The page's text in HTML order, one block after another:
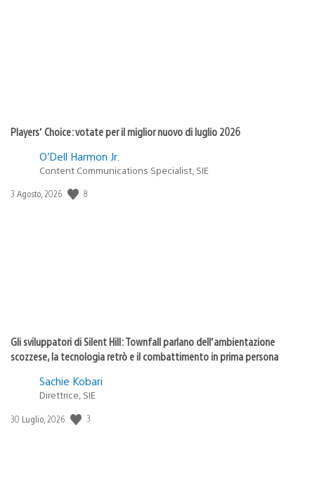
Players’ Choice: votate per il miglior nuovo di luglio 2026
O’Dell Harmon Jr.
Content Communications Specialist, SIE
Data
3 Agosto, 2026 8
Gli sviluppatori di Silent Hill: Townfall parlano dell’ambientazione
scozzese, la tecnologia retrò e il combattimento in prima persona
Sachie Kobari
Direttrice, SIE
Data
30 Luglio, 2026 3